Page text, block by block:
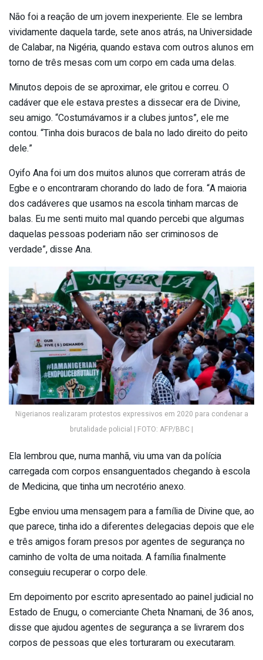
Não foi a reação de um jovem inexperiente. Ele se lembra
vividamente daquela tarde, sete anos atrás, na Universidade
de Calabar, na Nigéria, quando estava com outros alunos em
torno de três mesas com um corpo em cada uma delas.
Minutos depois de se aproximar, ele gritou e correu. O
cadáver que ele estava prestes a dissecar era de Divine,
seu amigo. “Costumávamos ir a clubes juntos”, ele me
contou. “Tinha dois buracos de bala no lado direito do peito
dele.”
Oyifo Ana foi um dos muitos alunos que correram atrás de
Egbe e o encontraram chorando do lado de fora. “A maioria
dos cadáveres que usamos na escola tinham marcas de
balas. Eu me senti muito mal quando percebi que algumas
daquelas pessoas poderiam não ser criminosos de
verdade”, disse Ana.
Nigerianos realizaram protestos expressivos em 2020 para condenar a
brutalidade policial | FOTO: AFP/BBC |
Ela lembrou que, numa manhã, viu uma van da polícia
carregada com corpos ensanguentados chegando à escola
de Medicina, que tinha um necrotério anexo.
Egbe enviou uma mensagem para a família de Divine que, ao
que parece, tinha ido a diferentes delegacias depois que ele
e três amigos foram presos por agentes de segurança no
caminho de volta de uma noitada. A família finalmente
conseguiu recuperar o corpo dele.
Em depoimento por escrito apresentado ao painel judicial no
Estado de Enugu, o comerciante Cheta Nnamani, de 36 anos,
disse que ajudou agentes de segurança a se livrarem dos
corpos de pessoas que eles torturaram ou executaram.